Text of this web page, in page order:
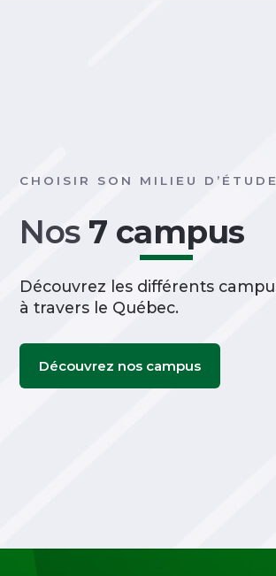
CHOISIR SON MILIEU
Nos 7 campus
Découvrez les différents
à travers le Québec.
Découvrez nos campus